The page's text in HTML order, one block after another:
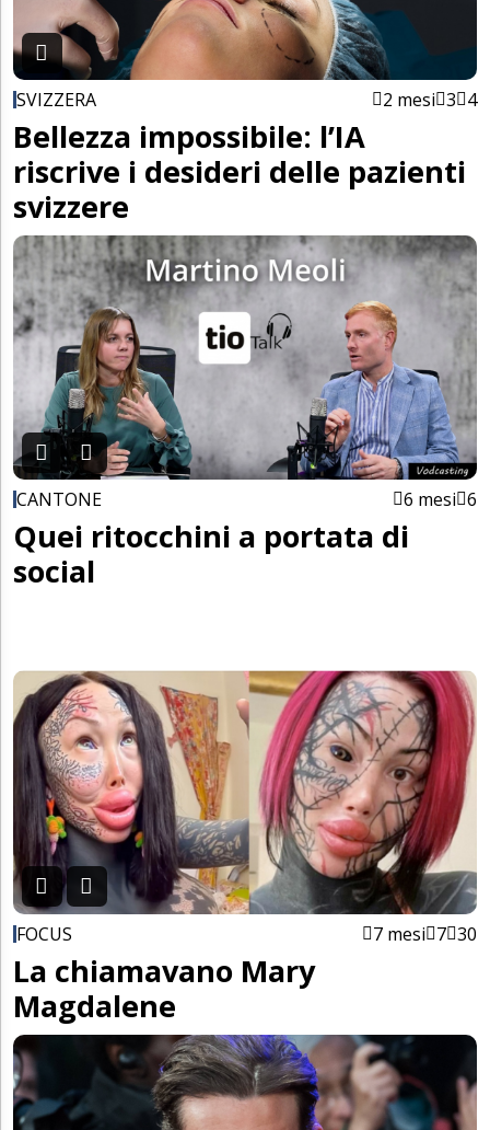
SVIZZERA 2 mesi 3 4
Bellezza impossibile: l’IA
riscrive i desideri delle pazienti
svizzere
CANTONE 6 mesi 6
Quei ritocchini a portata di
social
FOCUS 7 mesi 7 30
La chiamavano Mary
Magdalene